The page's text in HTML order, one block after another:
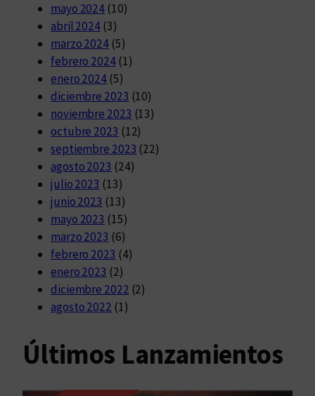
mayo 2024 (10)
abril 2024 (3)
marzo 2024 (5)
febrero 2024(1)
enero 2024 (5)
diciembre 2023 (10)
noviembre 2023 (13)
octubre 2023 (12)
septiembre 2023 (22)
agosto 2023 (24)
julio 2023 (13)
junio 2023 (13)
mayo 2023 (15)
marzo 2023 (6)
febrero 2023 (4)
enero 2023 (2)
diciembre 2022 (2)
agosto 2022 (1)
Últimos Lanzamientos